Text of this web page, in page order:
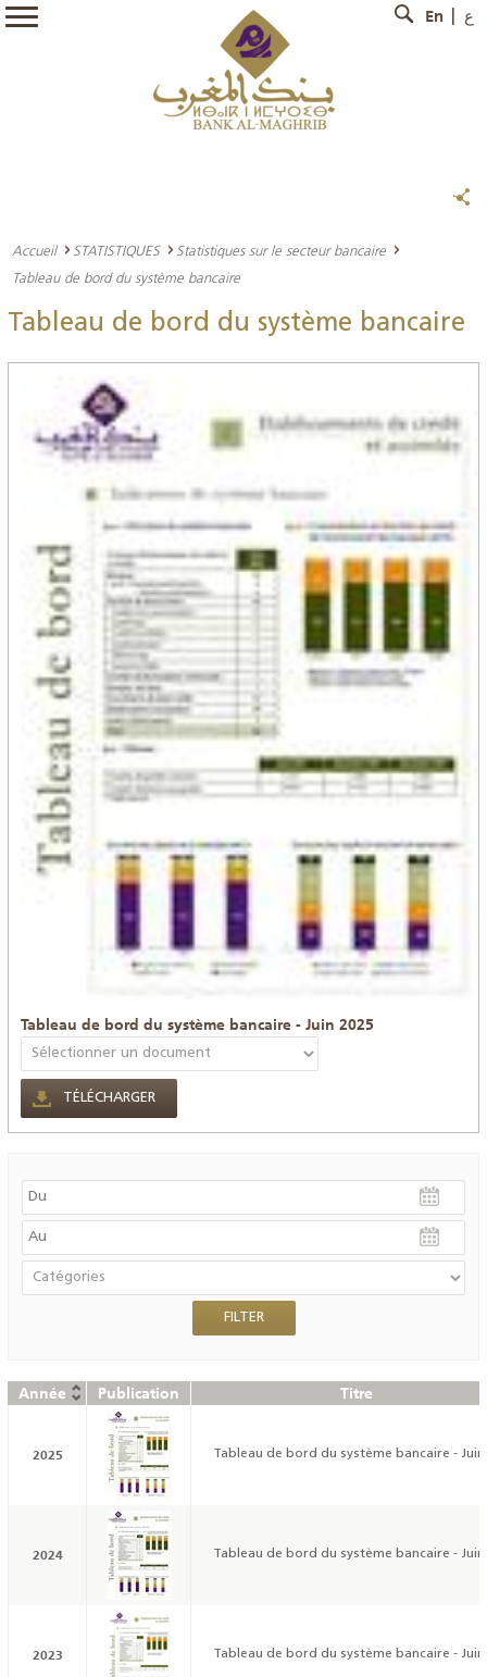
En ع
Accueil STATISTIQUES
Statistiques sur le secteur bancaire
Tableau de bord du système bancaire
Tableau de bord du système bancaire
Tableau de bord du système bancaire - Juin 2025
TÉLÉCHARGER
Année Publication Titre
2025 Tableau de bord du système bancaire - Juin
2024 Tableau de bord du système bancaire - Juin
2023 Tableau de bord du système bancaire - Juin